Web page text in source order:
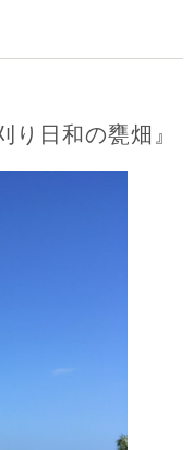
り日和の甕畑』